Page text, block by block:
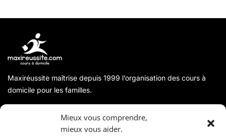
Mieux vous comprendre,
mieux vous aider.
Maxiréussite maîtrise depuis 1999 l’organisation des cours à
domicile pour les familles.